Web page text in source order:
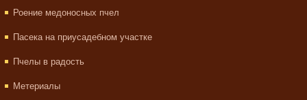
Роение медоносных пчел
Пасека на приусадебном участке
Пчелы в радость
Метериалы